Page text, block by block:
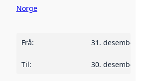
Norge
Frå: 31. desember
Til: 30. desember